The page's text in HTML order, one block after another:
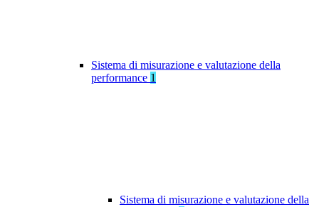
Sistema di misurazione e valutazione della
performance 1
Sistema di misurazione e valutazione della